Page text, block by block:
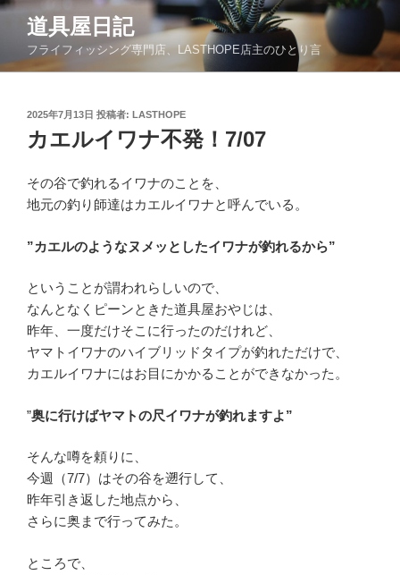
コ
ン
道具屋日記
フライフィッシング専門店、LASTHOPE店主のひとり言
投
稿
日:
2025年7月13日 投稿者: LASTHOPE
カエルイワナ不発！7/07
その谷で釣れるイワナのことを、
地元の釣り師達はカエルイワナと呼んでいる。
”カエルのようなヌメッとしたイワナが釣れるから”
ということが謂われらしいので、
なんとなくピーンときた道具屋おやじは、
昨年、一度だけそこに行ったのだけれど、
ヤマトイワナのハイブリッドタイプが釣れただけで、
カエルイワナにはお目にかかることができなかった。
”奥に行けばヤマトの尺イワナが釣れますよ”
そんな噂を頼りに、
今週（7/7）はその谷を遡行して、
昨年引き返した地点から、
さらに奥まで行ってみた。
ところで、